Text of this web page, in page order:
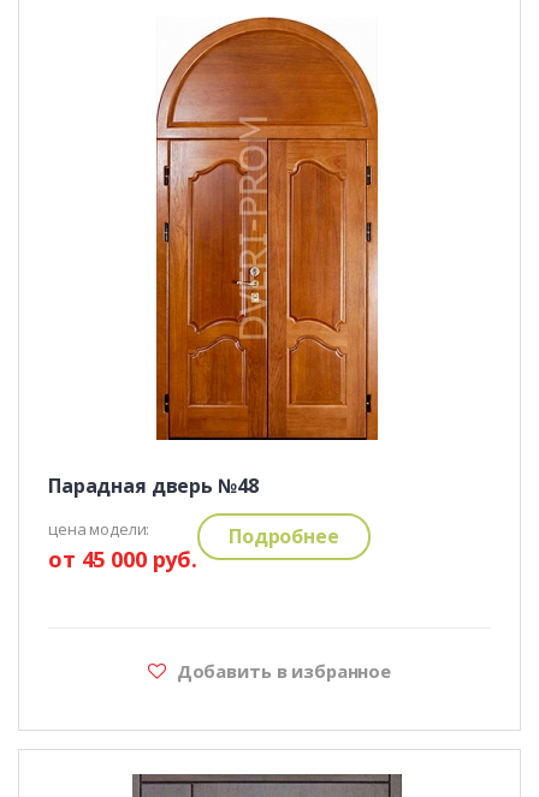
Парадная дверь №48
цена модели:
от 45 000 руб.
Подробнее
Добавить в избранное